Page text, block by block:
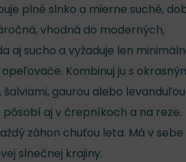
plné slnko a mierne suché,
vhodná do moderných,
aj sucho a vyžaduje len
Kombinuj ju s
gaurou alebo
aj v črepníkoch a na reze.
záhon chuťou leta. Má v sebe
slnečnej krajiny.